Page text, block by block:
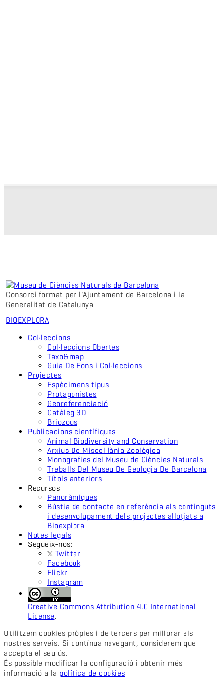
Consorci format per l'Ajuntament de Barcelona i la
Generalitat de Catalunya
BIOEXPLORA
Col·leccions
Col·leccions Obertes
Taxo&map
Guia De Fons i Col·leccions
Projectes
Espècimens tipus
Protagonistes
Georeferenciació
Catàleg 3D
Briozous
Publicacions científiques
Animal Biodiversity and Conservation
Arxius De Miscel·lània Zoològica
Monografies del Museu de Ciències Naturals
Treballs Del Museu De Geologia De Barcelona
Títols anteriors
Recursos
Panoràmiques
Bústia de contacte en referència als continguts
i desenvolupament dels projectes allotjats a
Bioexplora
Notes legals
Segueix-nos:
Twitter
Facebook
Flickr
Instagram
Creative Commons Attribution 4.0 International
License.
Utilitzem cookies pròpies i de tercers per millorar els
nostres serveis. Si contínua navegant, considerem que
accepta el seu ús.
És possible modificar la configuració i obtenir més
informació a la política de cookies